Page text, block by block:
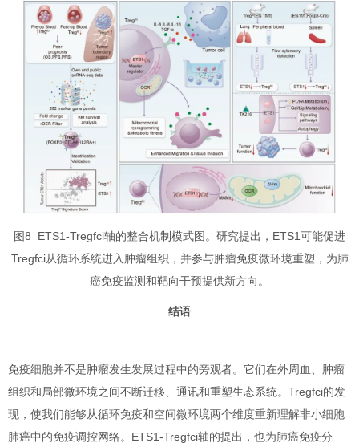
图8 ETS1-Tregfci轴的整合机制模式图。研究提出，ETS1可能促进
Tregfci从循环系统进入肿瘤组织，并参与肿瘤免疫微环境重塑，为肺
癌免疫监测和靶向干预提供新方向。
结语
免疫细胞并不是肿瘤发生发展过程中的旁观者。它们在外周血、肿瘤
组织和局部微环境之间不断迁移、通讯和重塑生态系统。Tregfci的发
现，使我们能够从循环免疫和空间微环境两个维度重新理解非小细胞
肺癌中的免疫调控网络。ETS1-Tregfci轴的提出，也为肺癌免疫分